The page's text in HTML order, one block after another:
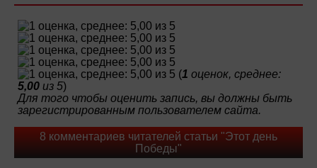
(1 оценок, среднее:
5,00 из 5)
Для того чтобы оценить запись, вы должны быть
зарегистрированным пользователем сайта.
8 комментариев читателей статьи "Этот день
Победы"